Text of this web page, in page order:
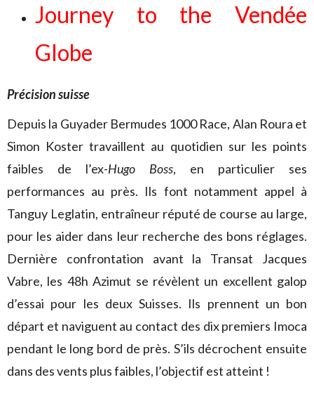
Journey to the Vendée
Globe
Précision suisse
Depuis la Guyader Bermudes 1000 Race, Alan Roura et
Simon Koster travaillent au quotidien sur les points
faibles de l’ex-Hugo Boss, en particulier ses
performances au près. Ils font notamment appel à
Tanguy Leglatin, entraîneur réputé de course au large,
pour les aider dans leur recherche des bons réglages.
Dernière confrontation avant la Transat Jacques
Vabre, les 48h Azimut se révèlent un excellent galop
d’essai pour les deux Suisses. Ils prennent un bon
départ et naviguent au contact des dix premiers Imoca
pendant le long bord de près. S’ils décrochent ensuite
dans des vents plus faibles, l’objectif est atteint !